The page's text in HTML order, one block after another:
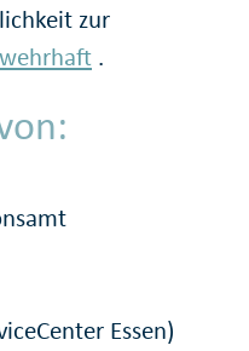
zur
.
Essen)